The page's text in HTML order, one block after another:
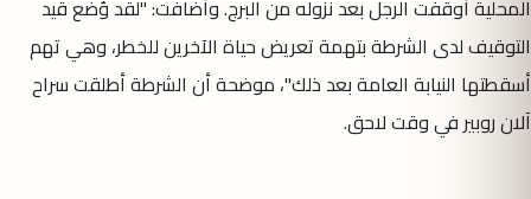
المحلية أوقفت الرجل بعد نزوله من البرج. وأضافت: "لقد وُضع قيد
التوقيف لدى الشرطة بتهمة تعريض حياة الآخرين للخطر، وهي تهم
أسقطتها النيابة العامة بعد ذلك"، موضحة أن الشرطة أطلقت سراح
آلان روبير في وقت لاحق.